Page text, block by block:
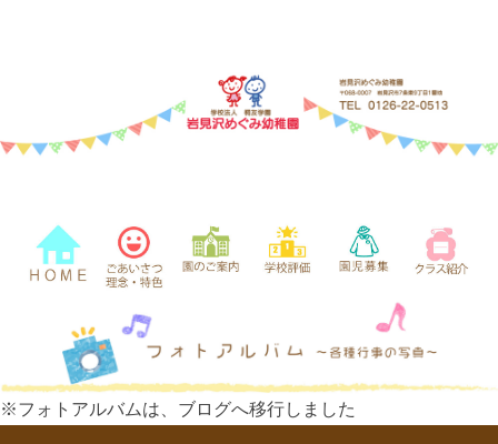
※フォトアルバムは、ブログへ移行しました